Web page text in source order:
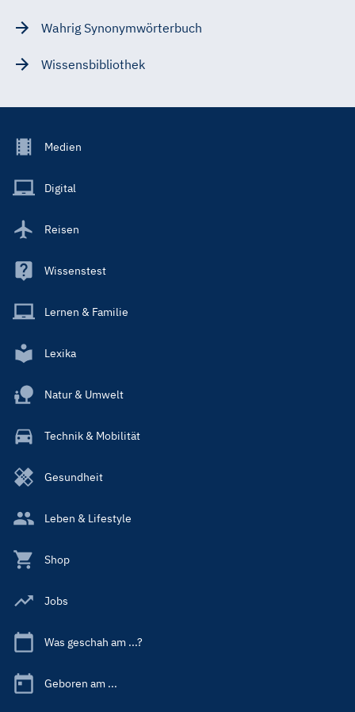
Wahrig Synonymwörterbuch
Wissensbibliothek
Footer
Main
Medien
Digital
Reisen
Wissenstest
Lernen & Familie
Lexika
Natur & Umwelt
Technik & Mobilität
Gesundheit
Leben & Lifestyle
Shop
Jobs
Was geschah am ...?
Geboren am ...